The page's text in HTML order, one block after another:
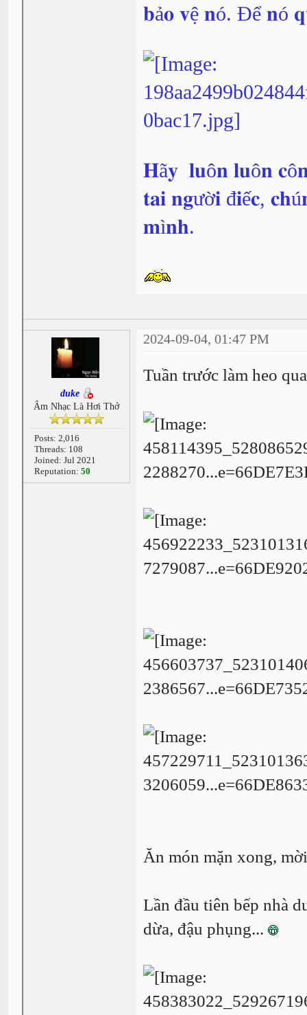
𝐛ả𝐨 𝐯ệ 𝐧ó. Để 𝐧ó
𝐇ã𝐲 𝐥𝐮ô𝐧 𝐥𝐮ô𝐧
𝐭𝐚𝐢 𝐧𝐠ườ𝐢 đ𝐢ế𝐜,
𝐦ì𝐧𝐡.
duke
Âm Nhạc Là Hơi Thở
Posts: 2,016
Threads: 108
Joined: Jul 2021
Reputation: 50
2024-09-04, 01:47 PM
Tuần trước làm heo
Ăn món mặn xong,
Lần đầu tiên bếp nhà
dừa, đậu phụng...